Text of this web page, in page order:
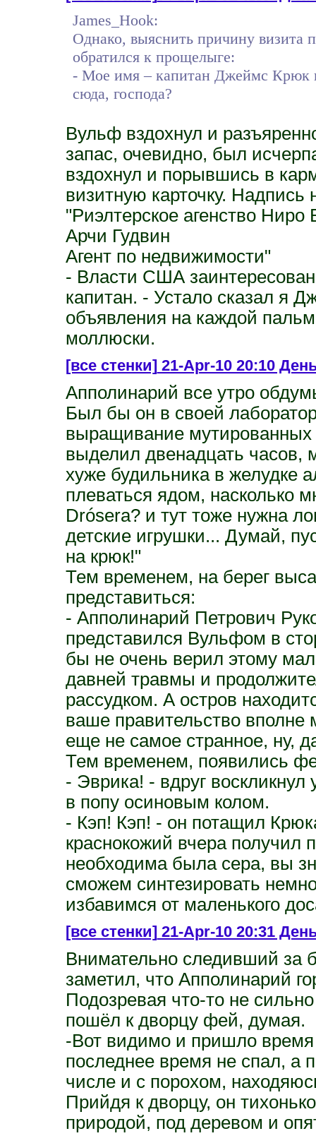
James_Hook:
Однако, выяснить причину визита
обратился к прощелыге:
- Мое имя – капитан Джеймс Крюк
сюда, господа?
Вульф вздохнул и
запас, очевидно, был
вздохнул и порывшись в
визитную карточку. Надпись
"Риэлтерское агенство Ниро
Арчи Гудвин
Агент по недвижимости"
- Власти США
капитан. - Устало сказал я
объявления на каждой
моллюски.
[все стенки]21-Apr-10 20:10
Апполинарий все утро
Был бы он в своей
выращивание мутированных
выделил двенадцать часов,
хуже будильника в желудке
плеваться ядом, насколько
Drósera? и тут тоже нужна
детские игрушки... Думай,
на крюк!"
Тем временем, на берег
представиться:
- Апполинарий Петрович
представился Вульфом в
бы не очень верил этому
давней травмы и
рассудком. А остров
ваше правительство вполне
еще не самое странное, ну,
Тем временем, появились
- Эврика! - вдруг
в попу осиновым колом.
- Кэп! Кэп! - он потащил
краснокожий вчера получил
необходима была сера, вы
сможем синтезировать
избавимся от маленького
[все стенки]21-Apr-10 20:31
Внимательно следивший за
заметил, что Апполинарий
Подозревая что-то не
пошёл к дворцу фей, думая.
-Вот видимо и пришло
последнее время не спал, а
числе и с порохом,
Прийдя к дворцу, он
природой, под деревом и